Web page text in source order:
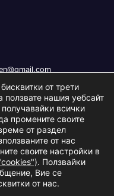
|Изработка: S.I.T Solutions
от трети
нашия уебсайт
всички
промените своите
от раздел
от нас
своите настройки в
. Ползвайки
Вие се
от нас.